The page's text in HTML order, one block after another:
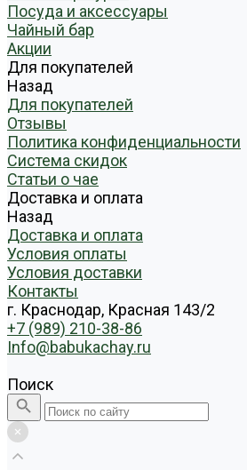
Посуда и аксессуары
Чайный бар
Акции
Для покупателей
Назад
Для покупателей
Отзывы
Политика конфиденциальности
Система скидок
Статьи о чае
Доставка и оплата
Назад
Доставка и оплата
Условия оплаты
Условия доставки
Контакты
г. Краснодар, Красная 143/2
+7 (989) 210-38-86
Info@babukachay.ru
Поиск